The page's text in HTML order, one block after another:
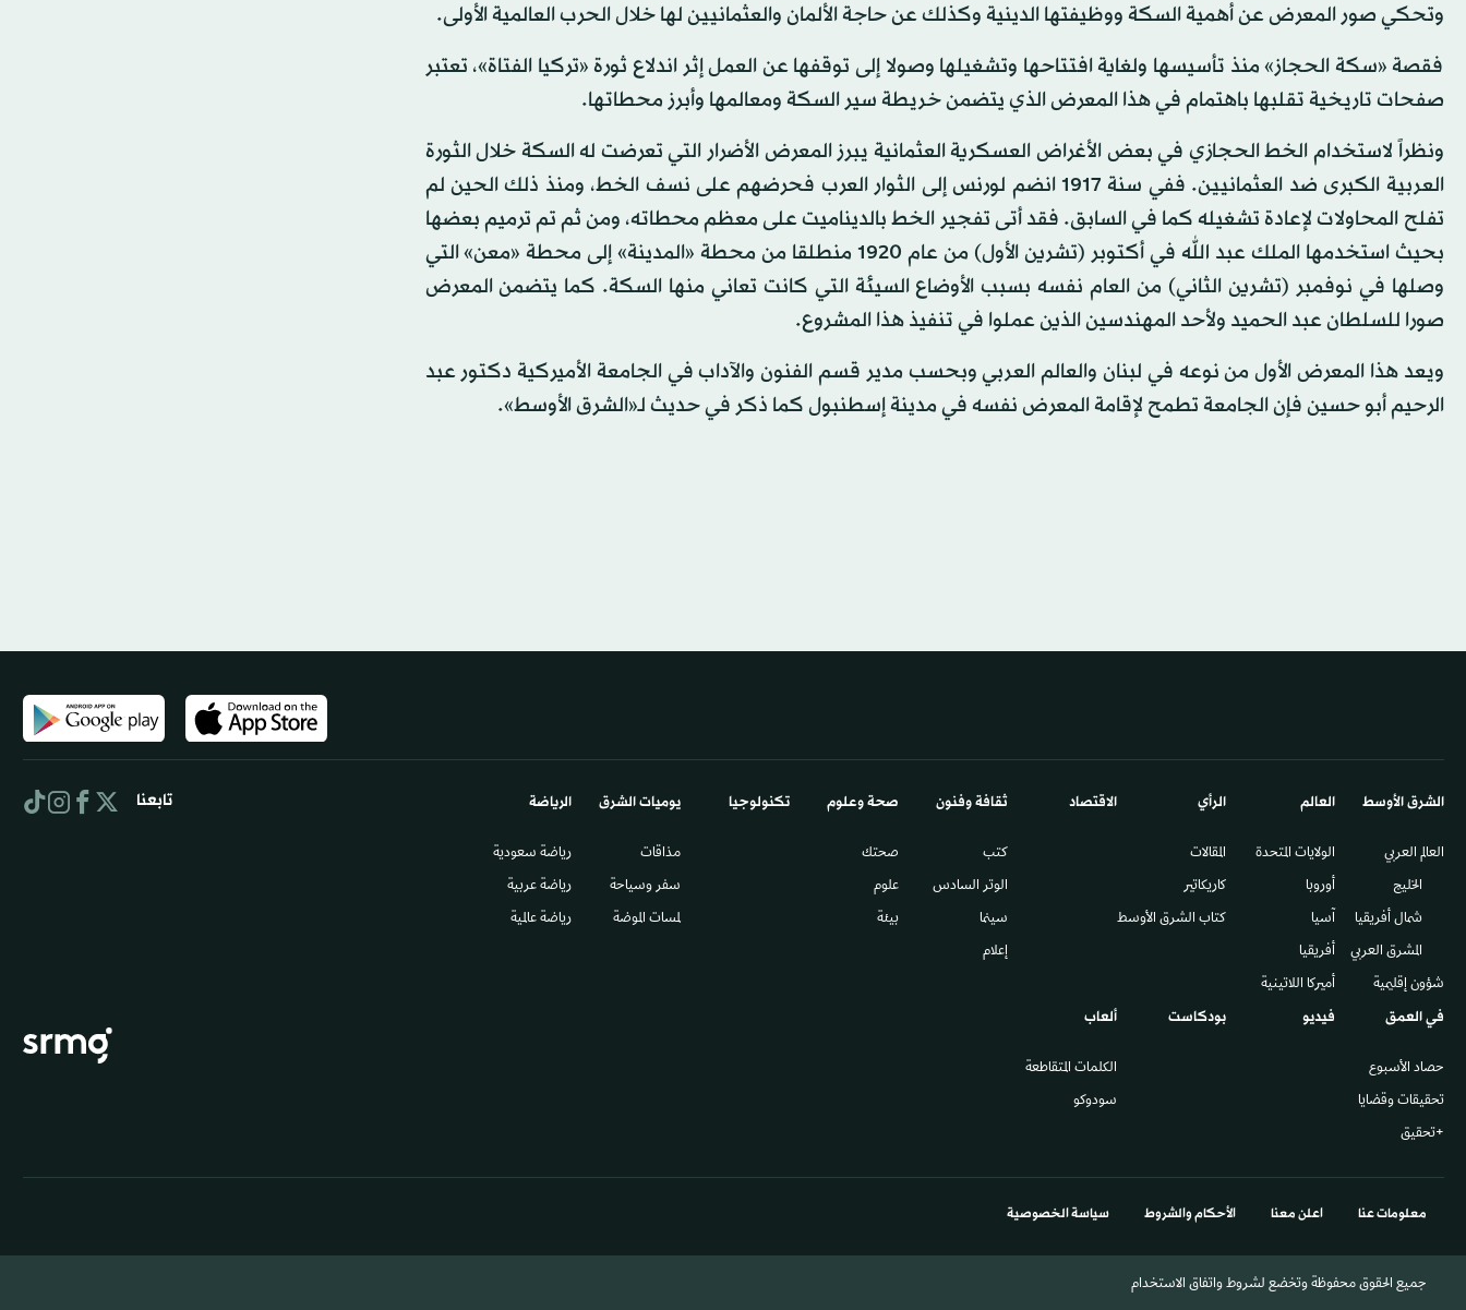
وتحكي صور المعرض عن أهمية السكة ووظيفتها الدينية وكذلك عن حاجة الألمان والعثمانيين لها خلال الحرب العالمية الأولى.
فقصة «سكة الحجاز» منذ تأسيسها ولغاية افتتاحها وتشغيلها وصولا إلى توقفها عن العمل إثر اندلاع ثورة «تركيا الفتاة»، تعتبر
صفحات تاريخية تقلبها باهتمام في هذا المعرض الذي يتضمن خريطة سير السكة ومعالمها وأبرز محطاتها.
ونظراً لاستخدام الخط الحجازي في بعض الأغراض العسكرية العثمانية يبرز المعرض الأضرار التي تعرضت له السكة خلال الثورة
العربية الكبرى ضد العثمانيين. ففي سنة 1917 انضم لورنس إلى الثوار العرب فحرضهم على نسف الخط، ومنذ ذلك الحين لم
تفلح المحاولات لإعادة تشغيله كما في السابق. فقد أتى تفجير الخط بالديناميت على معظم محطاته، ومن ثم تم ترميم بعضها
بحيث استخدمها الملك عبد الله في أكتوبر (تشرين الأول) من عام 1920 منطلقا من محطة «المدينة» إلى محطة «معن» التي
وصلها في نوفمبر (تشرين الثاني) من العام نفسه بسبب الأوضاع السيئة التي كانت تعاني منها السكة. كما يتضمن المعرض
صورا للسلطان عبد الحميد ولأحد المهندسين الذين عملوا في تنفيذ هذا المشروع.
ويعد هذا المعرض الأول من نوعه في لبنان والعالم العربي وبحسب مدير قسم الفنون والآداب في الجامعة الأميركية دكتور عبد
الرحيم أبو حسين فإن الجامعة تطمح لإقامة المعرض نفسه في مدينة إسطنبول كما ذكر في حديث لـ«الشرق الأوسط».
الشرق الأوسط​
العالم العربي
الخليج
شمال أفريقيا
المشرق العربي
شؤون إقليمية
العالم
الولايات المتحدة
أوروبا
آسيا
أفريقيا
أميركا اللاتينية
الرأي
المقالات
كاريكاتير
كتاب الشرق الأوسط
الاقتصاد ثقافة وفنون
كتب
الوتر السادس​
سينما
إعلام
صحة وعلوم
صحتك
علوم
بيئة
تكنولوجيا يوميات الشرق​
مذاقات
سفر وسياحة
لمسات الموضة
الرياضة
رياضة سعودية
رياضة عربية
رياضة عالمية
في العمق
حصاد الأسبوع
تحقيقات وقضايا
+تحقيق
فيديو بودكاست ألعاب
الكلمات المتقاطعة
سودوكو
تابعنا
معلومات عنا اعلن معنا الأحكام والشروط سياسة الخصوصية
جميع الحقوق محفوظة وتخضع لشروط واتفاق الاستخدام